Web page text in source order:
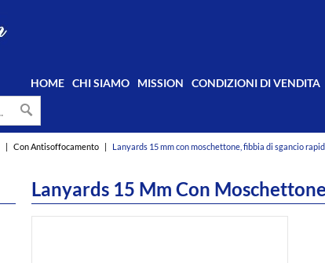
HOME CHI SIAMO MISSION CONDIZIONI DI VENDITA
| Con Antisoffocamento | Lanyards 15 mm con moschettone, fibbia di sgancio
Lanyards 15 Mm Con